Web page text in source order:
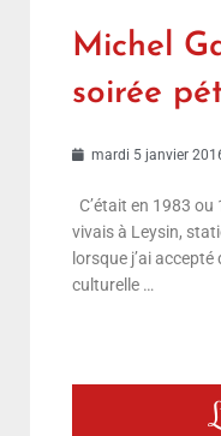
Michel
soirée
mardi 5 janvier
C’était en 1983
vivais à Leysin,
lorsque j’ai
culturelle …